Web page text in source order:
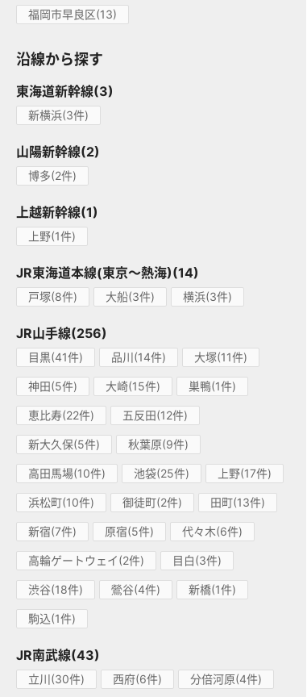
福岡市早良区(13)
沿線から探す
東海道新幹線(3)
新横浜(3件)
山陽新幹線(2)
博多(2件)
上越新幹線(1)
上野(1件)
JR東海道本線(東京～熱海)(14)
戸塚(8件) 大船(3件) 横浜(3件)
JR山手線(256)
目黒(41件) 品川(14件) 大塚(11件)
神田(5件) 大崎(15件) 巣鴨(1件)
恵比寿(22件) 五反田(12件)
新大久保(5件) 秋葉原(9件)
高田馬場(10件) 池袋(25件) 上野(17件)
浜松町(10件) 御徒町(2件) 田町(13件)
新宿(7件) 原宿(5件) 代々木(6件)
高輪ゲートウェイ(2件) 目白(3件)
渋谷(18件) 鶯谷(4件) 新橋(1件)
駒込(1件)
JR南武線(43)
立川(30件) 西府(6件) 分倍河原(4件)